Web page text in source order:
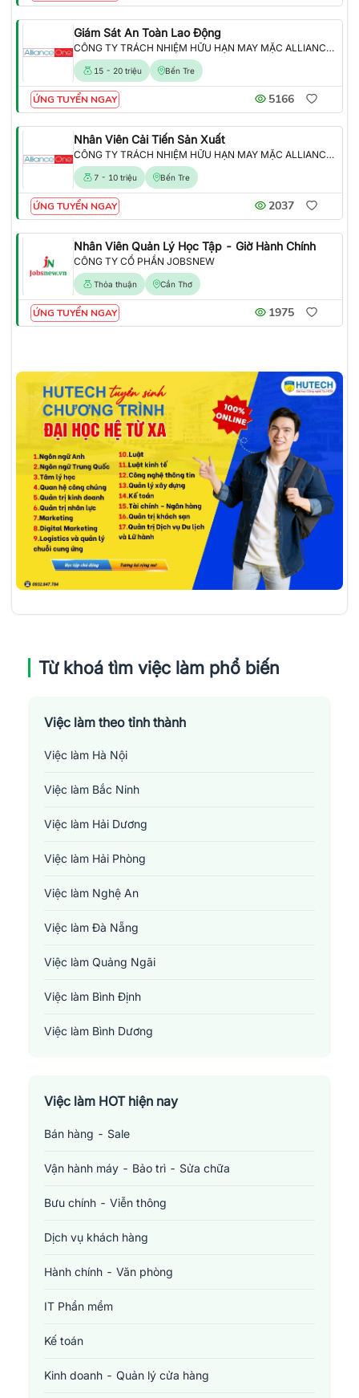
Giám Sát An Toàn Lao Động
CÔNG TY TRÁCH NHIỆM HỮU HẠN MAY MẶC ALLIANCE ONE
15 - 20 triệu Bến Tre
ỨNG TUYỂN NGAY 5166
Nhân Viên Cải Tiến Sản Xuất
CÔNG TY TRÁCH NHIỆM HỮU HẠN MAY MẶC ALLIANCE ONE
7 - 10 triệu Bến Tre
ỨNG TUYỂN NGAY 2037
Nhân Viên Quản Lý Học Tập - Giờ Hành Chính
CÔNG TY CỔ PHẦN JOBSNEW
Thỏa thuận Cần Thơ
ỨNG TUYỂN NGAY 1975
Từ khoá tìm việc làm phổ biến
Việc làm theo tỉnh thành
Việc làm Hà Nội
Việc làm Bắc Ninh
Việc làm Hải Dương
Việc làm Hải Phòng
Việc làm Nghệ An
Việc làm Đà Nẵng
Việc làm Quảng Ngãi
Việc làm Bình Định
Việc làm Bình Dương
Việc làm TP. Hồ Chí Minh
Việc làm Cần Thơ
Việc làm HOT hiện nay
Bán hàng - Sale
Vận hành máy - Bảo trì - Sửa chữa
Bưu chính - Viễn thông
Dịch vụ khách hàng
Hành chính - Văn phòng
IT Phần mềm
Kế toán
Kinh doanh - Quản lý cửa hàng